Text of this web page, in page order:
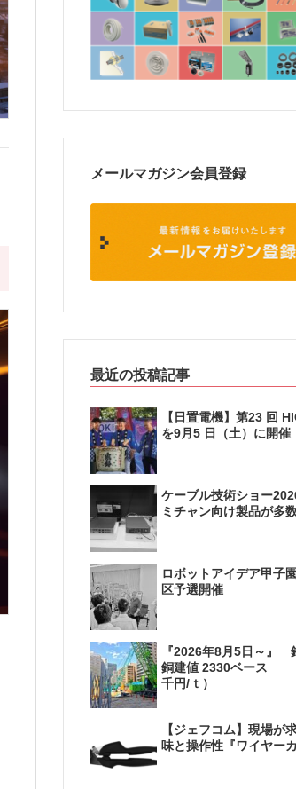
メールマガジン会員登録
最近の投稿記事
【日置電機】第23 回
を9月5 日（土）に開催
ケーブル技術ショー
ミチャン向け製品が多
ロボットアイデア甲子
区予選開催
『2026年8月5日～』
銅建値 2330ベース
千円/ｔ）
【ジェフコム】現場が
味と操作性『ワイヤー